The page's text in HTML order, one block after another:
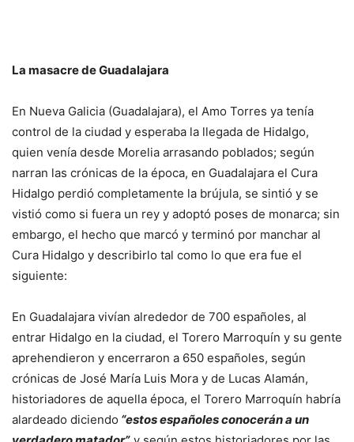
La masacre de Guadalajara
En Nueva Galicia (Guadalajara), el Amo Torres ya tenía
control de la ciudad y esperaba la llegada de Hidalgo,
quien venía desde Morelia arrasando poblados; según
narran las crónicas de la época, en Guadalajara el Cura
Hidalgo perdió completamente la brújula, se sintió y se
vistió como si fuera un rey y adoptó poses de monarca; sin
embargo, el hecho que marcó y terminó por manchar al
Cura Hidalgo y describirlo tal como lo que era fue el
siguiente:
En Guadalajara vivían alrededor de 700 españoles, al
entrar Hidalgo en la ciudad, el Torero Marroquín y su gente
aprehendieron y encerraron a 650 españoles, según
crónicas de José María Luis Mora y de Lucas Alamán,
historiadores de aquella época, el Torero Marroquín habría
alardeado diciendo “estos españoles conocerán a un